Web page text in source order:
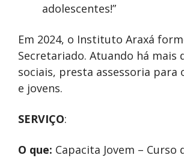
adolescentes!”
Em 2024, o Instituto Araxá
Secretariado. Atuando há
sociais, presta assessoria
e jovens.
SERVIÇO:
O que: Capacita Jovem –